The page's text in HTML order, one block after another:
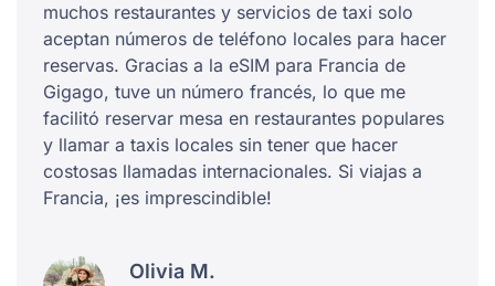
muchos restaurantes y servicios de taxi solo
aceptan números de teléfono locales para hacer
reservas. Gracias a la eSIM para Francia de
Gigago, tuve un número francés, lo que me
facilitó reservar mesa en restaurantes populares
y llamar a taxis locales sin tener que hacer
costosas llamadas internacionales. Si viajas a
Francia, ¡es imprescindible!
Olivia M.